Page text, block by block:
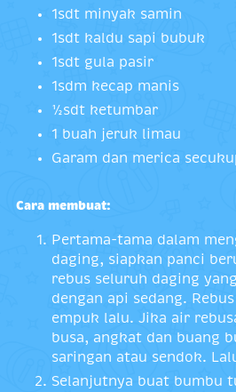
1sdt minyak samin
1sdt kaldu sapi bubuk
1sdt gula pasir
1sdm kecap manis
½sdt ketumbar
1 buah jeruk limau
Garam dan merica
Cara membuat:
Pertama-tama dalam
daging, siapkan panci
rebus seluruh daging
dengan api sedang.
empuk lalu. Jika air
busa, angkat dan buang
saringan atau sendok.
Selanjutnya buat bumbu